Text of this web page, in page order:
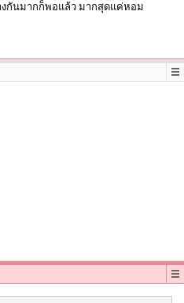
งกันมากก็พอแล้ว มากสุดแค่หอม